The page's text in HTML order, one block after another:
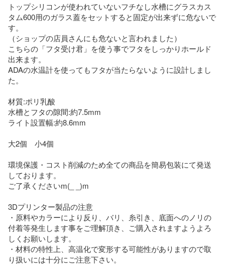
トップシリコンが使われていないフチなし水槽にグラスカス
タム600用のガラス蓋をセットすると固定が出来ずに危ないで
す。
（ショップの店員さんにも危ないと言われました）
こちらの「フタ受け君」を使う事でフタをしっかりホールド
出来ます。
ADAの水温計を使ってもフタが当たらないように設計しまし
た。
材質:ポリ乳酸
水槽とフタの隙間:約7.5mm
ライト設置幅:約8.6mm
大2個　小4個
環境保護・コスト削減のため全ての商品を簡易包装にて発送
しております。
ご了承くださいm(_ _)m
3Dプリンター製品の注意
・原料やカラーにより反り、バリ、糸引き、底面へのノリの
付着等発生します事をご理解頂き、ご購入されますようよろ
しくお願いします。
・材料の特性上、高温化で変形する可能性がありますので取
り扱いには十分にご注意下さい。